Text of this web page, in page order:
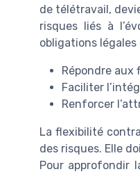
de télétravail,
risques liés à
obligations légales
Répondre aux
Faciliter
Renforcer
La flexibilité
des risques. Elle
Pour approfondir